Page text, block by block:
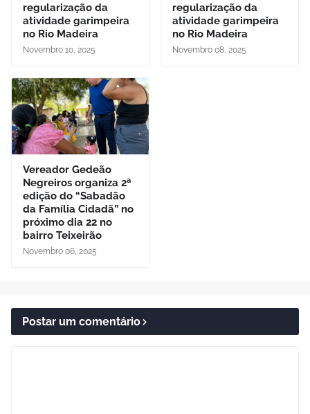
regularização da
atividade garimpeira
no Rio Madeira
Novembro 10, 2025
regularização da
atividade garimpeira
no Rio Madeira
Novembro 08, 2025
Vereador Gedeão
Negreiros organiza 2ª
edição do “Sabadão
da Família Cidadã” no
próximo dia 22 no
bairro Teixeirão
Novembro 06, 2025
Postar um comentário